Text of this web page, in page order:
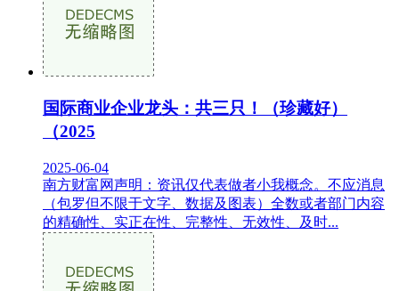
国际商业企业龙头：共三只！（珍藏好）
（2025
2025-06-04
南方财富网声明：资讯仅代表做者小我概念。不应消息
（包罗但不限于文字、数据及图表）全数或者部门内容
的精确性、实正在性、完整性、无效性、及时...